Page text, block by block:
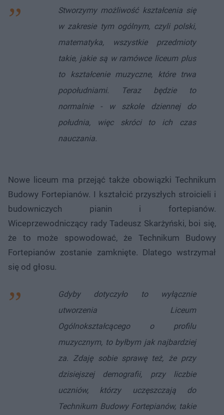
Stworzymy możliwość kształcenia się
w zakresie tym ogólnym, czyli polski,
matematyka, wszystkie przedmioty
takie, jakie są w ramówce liceum plus
to kształcenie muzyczne, które trwa
popołudniami. Teraz będzie to
normalnie - w szkole dziennej do
południa, więc skróci to ich czas
nauczania.
Nowe liceum ma przejąć także obowiązki Technikum
Budowy Fortepianów. I kształcić przyszłych stroicieli i
budowniczych pianin i fortepianów.
Wiceprzewodniczący rady Tadeusz Skarżyński, boi się,
że to może spowodować, że Technikum Budowy
Fortepianów zostanie zamknięte. Dlatego wstrzymał
się od głosu.
Gdyby dotyczyło to wyłącznie
utworzenia Liceum
Ogólnokształcącego o profilu
muzycznym, to byłbym jak najbardziej
za. Zdaję sobie sprawę też, że przy
dzisiejszej demografii, przy liczbie
uczniów, którzy uczęszczają do
Technikum Budowy Fortepianów, takie